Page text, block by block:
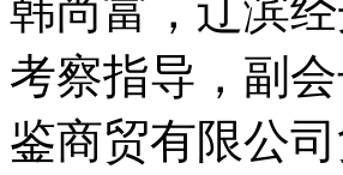
韩尚富，辽滨
考察指导，副
鉴商贸有限公